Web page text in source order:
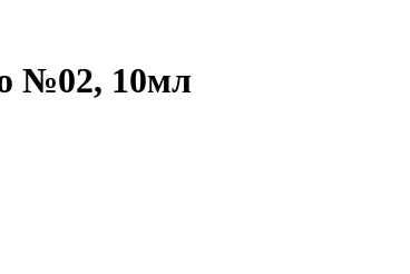
№02, 10мл